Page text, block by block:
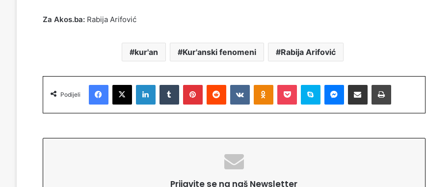
Za Akos.ba:Rabija Arifović
kur'an Kur'anski fenomeni Rabija Arifović
Podijeli
Facebook X LinkedIn Tumblr Pinterest Reddit VKontakte Odnoklassniki Pocket Skype Messenger Podijeli putem Emaila Printaj
Prijavite se na naš Newsletter